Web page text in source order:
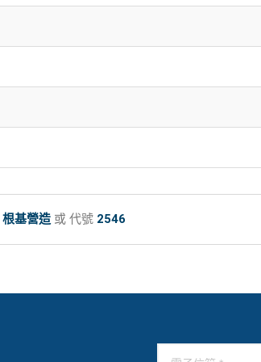
根基營造 或 代號 2546